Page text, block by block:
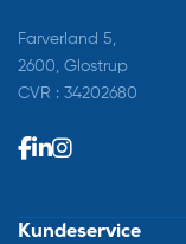
Farverland 5,
2600, Glostrup
CVR : 34202680
Kundeservice